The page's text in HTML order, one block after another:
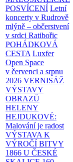
POSVÍCENÍ Letní
koncerty v Rudrově
mlýně – občerstvení
v srdci Ratibořic
POHÁDKOVÁ
CESTA Luxfer
Open Space
v červenci a srpnu
2026 VERNISÁŽ
VÝSTAVY
OBRAZŮ
HELENY
HEJDUKOVÉ:
Malování je radost
VÝSTAVA K
VÝROČÍ BITVY
1866 U ČESKÉ